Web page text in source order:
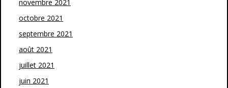
novembre 2021
octobre 2021
septembre 2021
août 2021
juillet 2021
juin 2021